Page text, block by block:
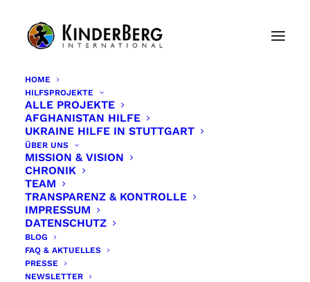
HOME
HILFSPROJEKTE
ALLE PROJEKTE
AFGHANISTAN HILFE
UKRAINE HILFE IN STUTTGART
ÜBER UNS
MISSION & VISION
CHRONIK
TEAM
TRANSPARENZ & KONTROLLE
IMPRESSUM
DATENSCHUTZ
BLOG
FAQ & AKTUELLES
PRESSE
NEWSLETTER
Ukrainische
Geflüchtete feiern